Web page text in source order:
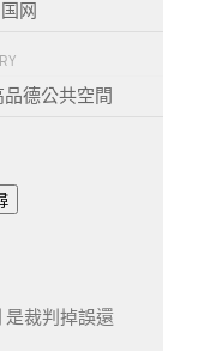
网
德公共空間
是裁判掉誤還